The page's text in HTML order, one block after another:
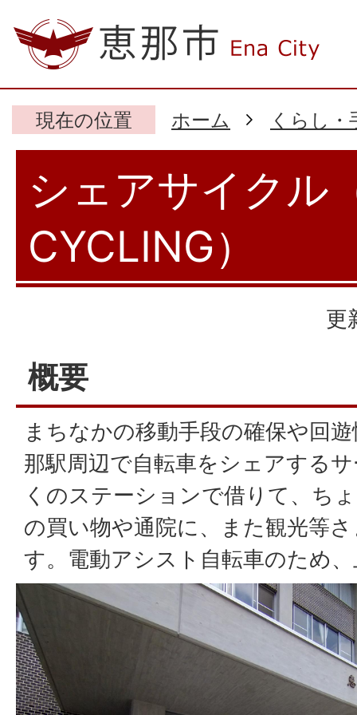
現在の位置 ホーム くらし・
シェアサイク
CYCLING）
更
概要
まちなかの移動手段の確保や回
那駅周辺で自転車をシェアする
くのステーションで借りて、ち
の買い物や通院に、また観光等
す。電動アシスト自転車のため